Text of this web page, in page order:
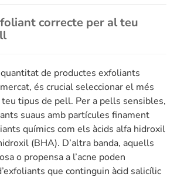
correcte per al teu
de productes exfoliants
és crucial seleccionar el més
tipus de pell. Per a pells sensibles,
suaus amb partícules finament
químics com els àcids alfa hidroxil
(BHA). D’altra banda, aquells
o propensa a l’acne poden
que continguin àcid salicílic